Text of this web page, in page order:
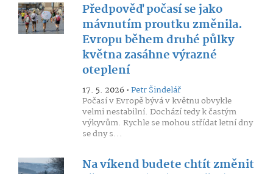
Předpověď počasí se jako
mávnutím proutku změnila.
Evropu během druhé půlky
května zasáhne výrazné
oteplení
17. 5. 2026 •Petr Šindelář
Počasí v Evropě bývá v květnu obvykle
velmi nestabilní. Dochází tedy k častým
výkyvům. Rychle se mohou střídat letní dny
se dny s...
Na víkend budete chtít změnit